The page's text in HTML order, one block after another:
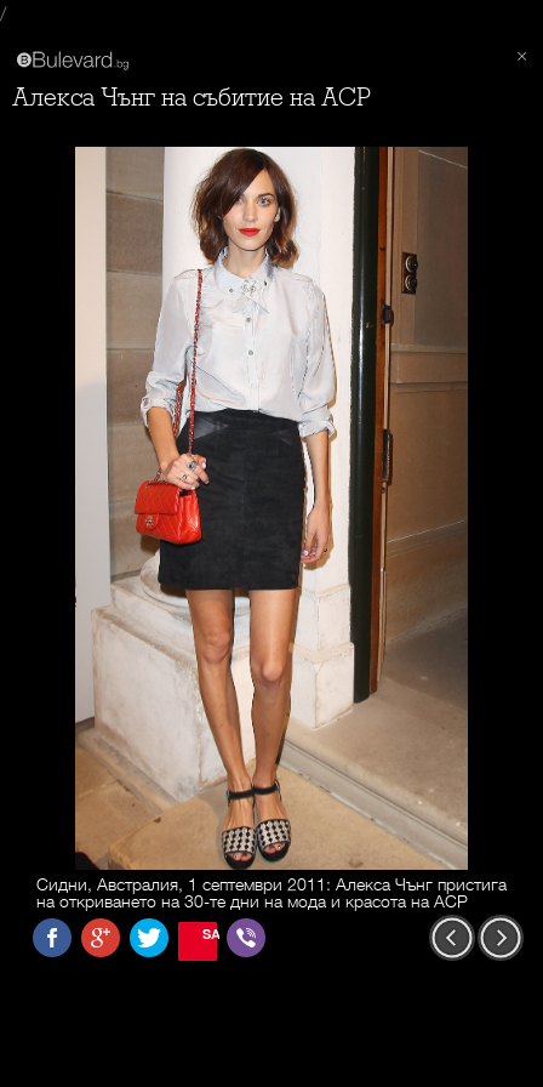
/
Алекса Чънг на събитие на ACP
Сидни, Австралия, 1 септември 2011: Алекса Чънг пристига
на откриването на 30-те дни на мода и красота на ACP
SAVE